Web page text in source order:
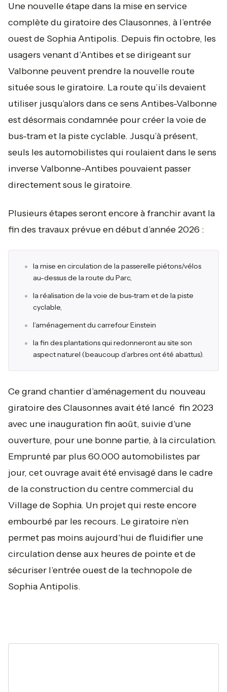
Une nouvelle étape dans la mise en service
complète du giratoire des Clausonnes, à l’entrée
ouest de Sophia Antipolis. Depuis fin octobre, les
usagers venant d’Antibes et se dirigeant sur
Valbonne peuvent prendre la nouvelle route
située sous le giratoire. La route qu’ils devaient
utiliser jusqu’alors dans ce sens Antibes-Valbonne
est désormais condamnée pour créer la voie de
bus-tram et la piste cyclable. Jusqu’à présent,
seuls les automobilistes qui roulaient dans le sens
inverse Valbonne-Antibes pouvaient passer
directement sous le giratoire.
Plusieurs étapes seront encore à franchir avant la
fin des travaux prévue en début d’année 2026 :
la mise en circulation de la passerelle piétons/vélos
au-dessus de la route du Parc,
la réalisation de la voie de bus-tram et de la piste
cyclable,
l’aménagement du carrefour Einstein
la fin des plantations qui redonneront au site son
aspect naturel (beaucoup d’arbres ont été abattus).
Ce grand chantier d’aménagement du nouveau
giratoire des Clausonnes avait été lancé fin 2023
avec une inauguration fin août, suivie d'une
ouverture, pour une bonne partie, à la circulation.
Emprunté par plus 60.000 automobilistes par
jour, cet ouvrage avait été envisagé dans le cadre
de la construction du centre commercial du
Village de Sophia. Un projet qui reste encore
embourbé par les recours. Le giratoire n’en
permet pas moins aujourd'hui de fluidifier une
circulation dense aux heures de pointe et de
sécuriser l’entrée ouest de la technopole de
Sophia Antipolis.